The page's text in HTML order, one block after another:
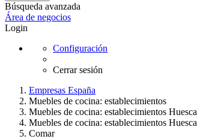
Búsqueda avanzada
Área de negocios
Login
Configuración
Cerrar sesión
Empresas España
Muebles de cocina: establecimientos
Muebles de cocina: establecimientos Huesca
Muebles de cocina: establecimientos Huesca
Comar